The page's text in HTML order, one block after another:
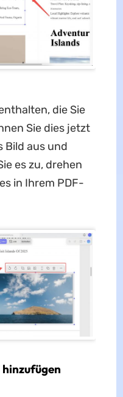
die Sie
Sie dies jetzt
Bild aus und
es zu, drehen
in Ihrem PDF-